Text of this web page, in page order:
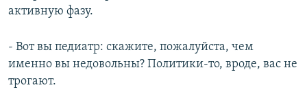
активную фазу.
- Вот вы педиатр: скажите, пожалуйста, чем
именно вы недовольны? Политики-то, вроде, вас не
трогают.